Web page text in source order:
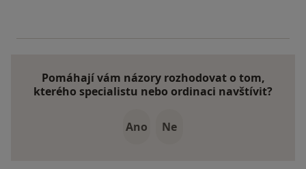
Pomáhají vám názory rozhodovat o tom,
kterého specialistu nebo ordinaci navštívit?
Ano Ne